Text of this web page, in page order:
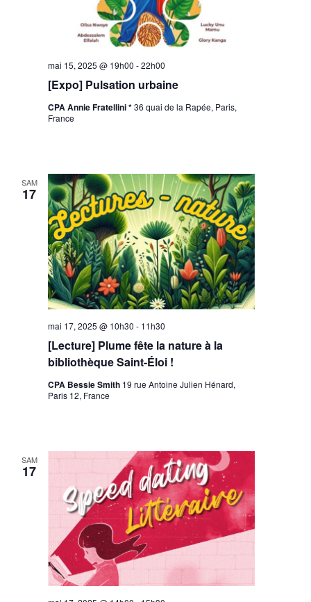
[Expo] Pulsation urbaine
mai 15, 2025 @ 19h00 -22h00
CPA Annie Fratellini *36 quai de la Rapée, Paris,
France
SAM
17
[Lecture] Plume fête la nature à la
bibliothèque Saint-Éloi !
mai 17, 2025 @ 10h30 - 11h30
CPA Bessie Smith 19 rue Antoine Julien Hénard,
Paris 12, France
SAM
17